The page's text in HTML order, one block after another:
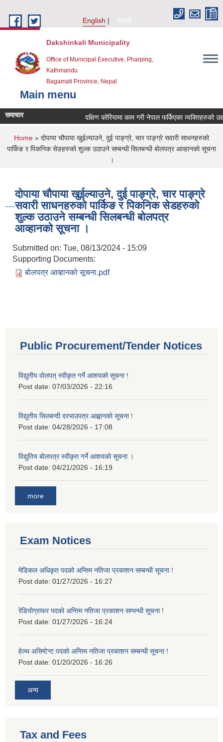
English
नेपाली
Dakshinkali Municipality
Office of Municipal Executive, Pharping,
Kathmandu
Bagamati Province, Nepal
Main menu
समाचार दक्षिण कोरियामा काम गरी नेपाल फर्किएका
You are here
Home » दोपाया चौपाया खुईल्याउने, दुई पाङ्ग्रे, चार पाङ्ग्रे सवारी साधनहरुको
पार्किङ र पिकनिक सेडहरुको शुल्क उठाउने सम्बन्धी सिलबन्धी बोलपत्र आव्हानको सूचना
।
दोपाया चौपाया खुईल्याउने, दुई पाङ्ग्रे, चार पाङ्ग्रे
सवारी साधनहरुको पार्किङ र पिकनिक सेडहरुको
शुल्क उठाउने सम्बन्धी सिलबन्धी बोलपत्र
आव्हानको सूचना ।
Submitted on: Tue, 08/13/2024 - 15:09
Supporting Documents:
बोलपत्र आव्हानको सूचना.pdf
Public Procurement/Tender Notices
विद्युतीय वोलपत् स्वीकृत गर्ने आशयको सूचना !
Post date: 07/03/2026 - 22:16
विद्युतीय सिलबन्दी दरभाउपत्र आह्वानको सूचना !
Post date: 04/28/2026 - 17:08
विद्युतिय बोलपत्र स्वीकृत गर्ने आशयको सूचना ।
Post date: 04/21/2026 - 16:19
more
Exam Notices
मेडिकल अधिकृत पदको अन्तिम नतिजा प्रकाशन सम्बन्धी सूचना !
Post date: 01/27/2026 - 16:27
रेडियोग्राफर पदको अन्तिम नतिजा प्रकाशन सम्भन्धी सूचना !
Post date: 01/27/2026 - 16:24
हेल्थ असिष्टेन्ट पदको अन्तिम नतिजा प्रकाशन सम्बन्धी सूचना !
Post date: 01/20/2026 - 16:26
अन्य
Tax and Fees